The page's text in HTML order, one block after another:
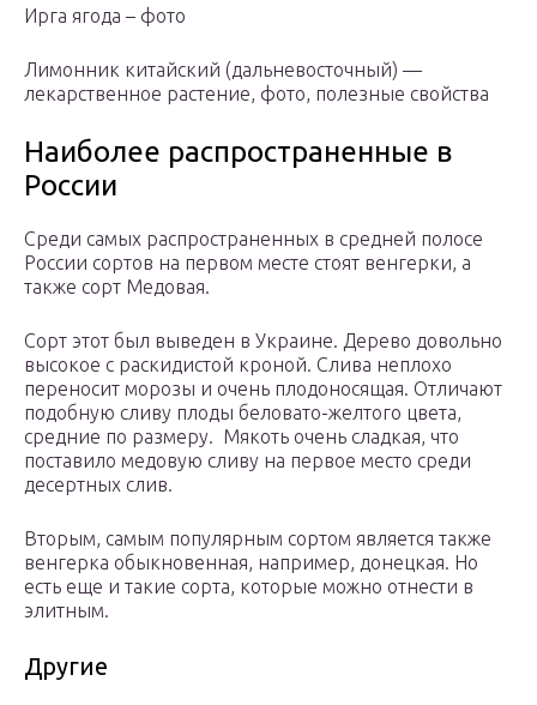
Ирга ягода – фото
Лимонник китайский (дальневосточный) —
лекарственное растение, фото, полезные свойства
Наиболее распространенные в
России
Среди самых распространенных в средней полосе
России сортов на первом месте стоят венгерки, а
также сорт Медовая.
Сорт этот был выведен в Украине. Дерево довольно
высокое с раскидистой кроной. Слива неплохо
переносит морозы и очень плодоносящая. Отличают
подобную сливу плоды беловато-желтого цвета,
средние по размеру. Мякоть очень сладкая, что
поставило медовую сливу на первое место среди
десертных слив.
Вторым, самым популярным сортом является также
венгерка обыкновенная, например, донецкая. Но
есть еще и такие сорта, которые можно отнести в
элитным.
Другие